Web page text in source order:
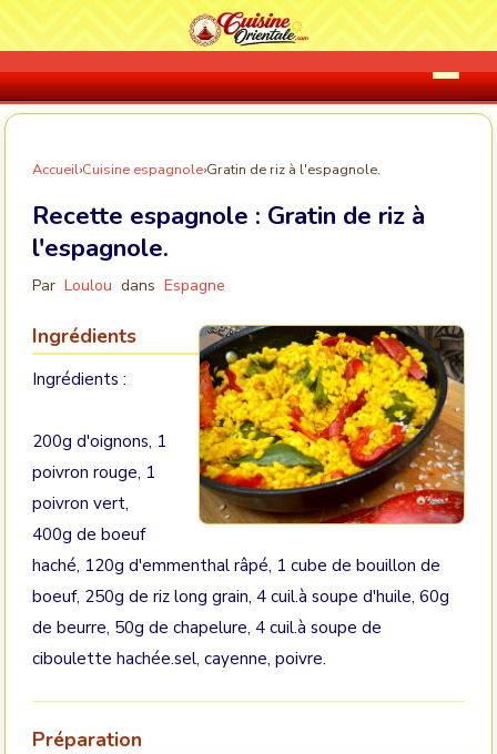
Accueil›Cuisine espagnole›Gratin de riz à l'espagnole.
Recette espagnole : Gratin de riz à
l'espagnole.
Par Loulou dans Espagne
Ingrédients
Ingrédients :
200g d'oignons, 1
poivron rouge, 1
poivron vert,
400g de boeuf
haché, 120g d'emmenthal râpé, 1 cube de bouillon de
boeuf, 250g de riz long grain, 4 cuil.à soupe d'huile, 60g
de beurre, 50g de chapelure, 4 cuil.à soupe de
ciboulette hachée.sel, cayenne, poivre.
Préparation